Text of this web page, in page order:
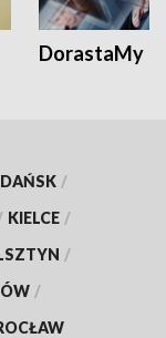
DorastaMy
/
KIELCE /
/
/